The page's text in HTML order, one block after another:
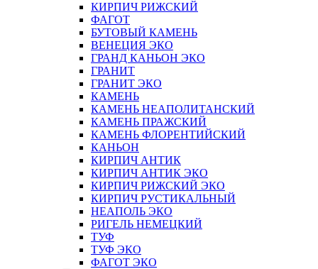
КИРПИЧ РИЖСКИЙ
ФАГОТ
БУТОВЫЙ КАМЕНЬ
ВЕНЕЦИЯ ЭКО
ГРАНД КАНЬОН ЭКО
ГРАНИТ
ГРАНИТ ЭКО
КАМЕНЬ
КАМЕНЬ НЕАПОЛИТАНСКИЙ
КАМЕНЬ ПРАЖСКИЙ
КАМЕНЬ ФЛОРЕНТИЙСКИЙ
КАНЬОН
КИРПИЧ АНТИК
КИРПИЧ АНТИК ЭКО
КИРПИЧ РИЖСКИЙ ЭКО
КИРПИЧ РУСТИКАЛЬНЫЙ
НЕАПОЛЬ ЭКО
РИГЕЛЬ НЕМЕЦКИЙ
ТУФ
ТУФ ЭКО
ФАГОТ ЭКО